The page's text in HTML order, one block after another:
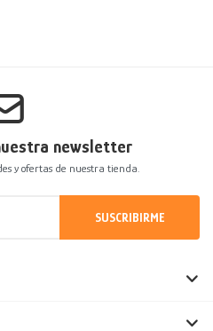
newsletter
y ofertas de nuestra tienda.
SUSCRIBIRME